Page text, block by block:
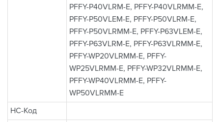
PFFY-P40VLRM-E, PFFY-P40VLRMM-E,
PFFY-P50VLEM-E, PFFY-P50VLRM-E,
PFFY-P50VLRMM-E, PFFY-P63VLEM-E,
PFFY-P63VLRM-E, PFFY-P63VLRMM-E,
PFFY-WP20VLRMM-E, PFFY-
WP25VLRMM-E, PFFY-WP32VLRMM-E,
PFFY-WP40VLRMM-E, PFFY-
WP50VLRMM-E
НС-Код